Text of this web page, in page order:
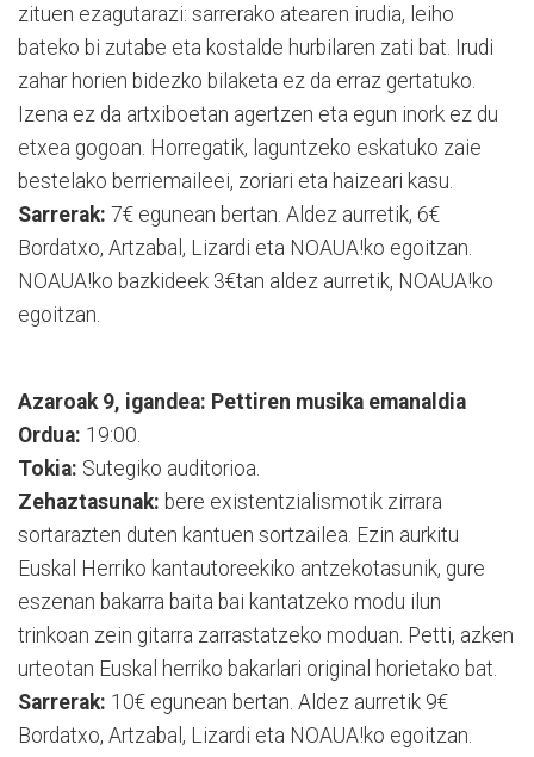
zituen ezagutarazi: sarrerako atearen irudia, leiho
bateko bi zutabe eta kostalde hurbilaren zati bat. Irudi
zahar horien bidezko bilaketa ez da erraz gertatuko.
Izena ez da artxiboetan agertzen eta egun inork ez du
etxea gogoan. Horregatik, laguntzeko eskatuko zaie
bestelako berriemaileei, zoriari eta haizeari kasu.
Sarrerak: 7€ egunean bertan. Aldez aurretik, 6€
Bordatxo, Artzabal, Lizardi eta NOAUA!ko egoitzan.
NOAUA!ko bazkideek 3€tan aldez aurretik, NOAUA!ko
egoitzan.
Azaroak 9, igandea: Pettiren musika emanaldia
Ordua: 19:00.
Tokia: Sutegiko auditorioa.
Zehaztasunak: bere existentzialismotik zirrara
sortarazten duten kantuen sortzailea. Ezin aurkitu
Euskal Herriko kantautoreekiko antzekotasunik, gure
eszenan bakarra baita bai kantatzeko modu ilun
trinkoan zein gitarra zarrastatzeko moduan. Petti, azken
urteotan Euskal herriko bakarlari original horietako bat.
Sarrerak: 10€ egunean bertan. Aldez aurretik 9€
Bordatxo, Artzabal, Lizardi eta NOAUA!ko egoitzan.